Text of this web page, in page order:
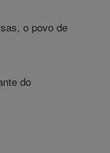
o povo de
do